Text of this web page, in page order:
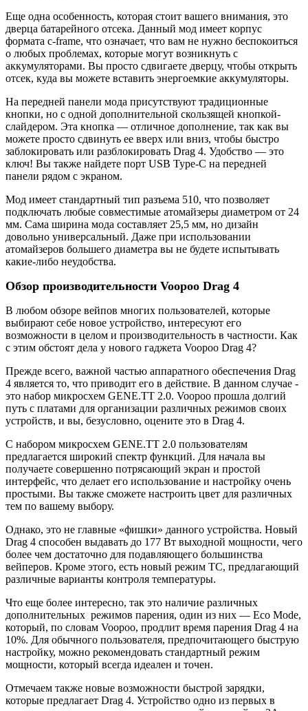
Еще одна особенность, которая стоит вашего внимания, это
дверца батарейного отсека. Данный мод имеет корпус
формата c-frame, что означает, что вам не нужно беспокоиться
о любых проблемах, которые могут возникнуть с
аккумуляторами. Вы просто сдвигаете дверцу, чтобы открыть
отсек, куда вы можете вставить энергоемкие аккумуляторы.
На передней панели мода присутствуют традиционные
кнопки, но с одной дополнительной скользящей кнопкой-
слайдером. Эта кнопка — отличное дополнение, так как вы
можете просто сдвинуть ее вверх или вниз, чтобы быстро
заблокировать или разблокировать Drag 4. Удобство — это
ключ! Вы также найдете порт USB Type-C на передней
панели рядом с экраном.
Мод имеет стандартный тип разъема 510, что позволяет
подключать любые совместимые атомайзеры диаметром от 24
мм. Сама ширина мода составляет 25,5 мм, но дизайн
довольно универсальный. Даже при использовании
атомайзеров большего диаметра вы не будете испытывать
какие-либо неудобства.
Обзор производительности Voopoo Drag 4
В любом обзоре вейпов многих пользователей, которые
выбирают себе новое устройство, интересуют его
возможности в целом и производительность в частности. Как
с этим обстоят дела у нового гаджета Voopoo Drag 4?
Прежде всего, важной частью аппаратного обеспечения Drag
4 является то, что приводит его в действие. В данном случае -
это набор микросхем GENE.TT 2.0. Voopoo прошла долгий
путь с платами для организации различных режимов своих
устройств, и вы, безусловно, оцените это в Drag 4.
С набором микросхем GENE.TT 2.0 пользователям
предлагается широкий спектр функций. Для начала вы
получаете совершенно потрясающий экран и простой
интерфейс, что делает его использование и настройку очень
простыми. Вы также сможете настроить цвет для различных
тем по вашему выбору.
Однако, это не главные «фишки» данного устройства. Новый
Drag 4 способен выдавать до 177 Вт выходной мощности, чего
более чем достаточно для подавляющего большинства
вейперов. Кроме этого, есть новый режим TC, предлагающий
различные варианты контроля температуры.
Что еще более интересно, так это наличие различных
дополнительных режимов парения, один из них — Eco Mode,
который, по словам Voopoo, продлит время парения Drag 4 на
10%. Для обычного пользователя, предпочитающего быструю
настройку, можно рекомендовать стандартный режим
мощности, который всегда идеален и точен.
Отмечаем также новые возможности быстрой зарядки,
которые предлагает Drag 4. Устройство одно из первых в